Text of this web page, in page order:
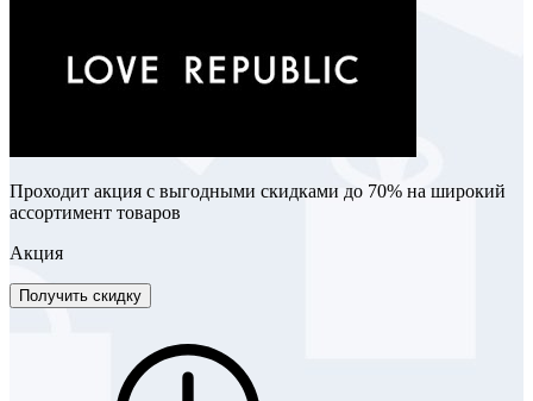
Проходит акция с выгодными скидками до 70% на широкий
ассортимент товаров
Акция
Получить скидку